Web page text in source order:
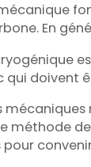
En
qui doivent
méthode